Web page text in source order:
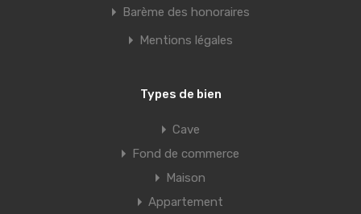
Barème des honoraires
Mentions légales
Types de bien
Cave
Fond de commerce
Maison
Appartement